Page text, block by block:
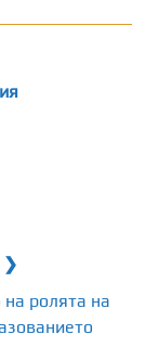
❯
на ролята на